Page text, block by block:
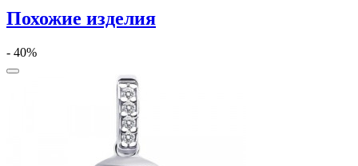
Похожие изделия
- 40%